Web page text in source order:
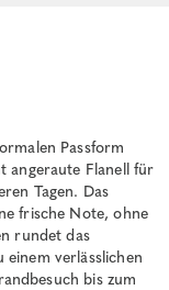
Passform
angeraute Flanell für
Tagen. Das
frische Note, ohne
rundet das
einem verlässlichen
bis zum